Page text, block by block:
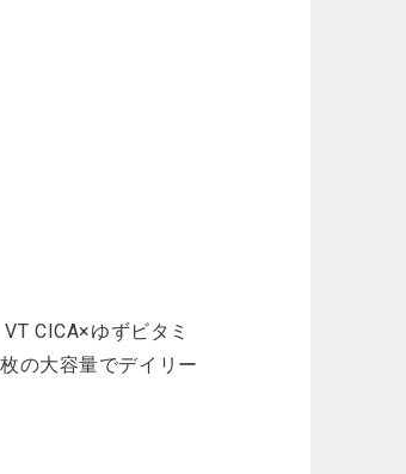
CICA×ゆずビタミ
の大容量でデイリー